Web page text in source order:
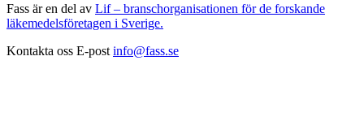
Fass är en del av Lif – branschorganisationen för de forskande
läkemedelsföretagen i Sverige.
Kontakta oss E-post info@fass.se